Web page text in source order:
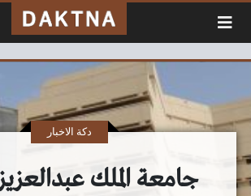
جامعة الملك
دكة الاخبار